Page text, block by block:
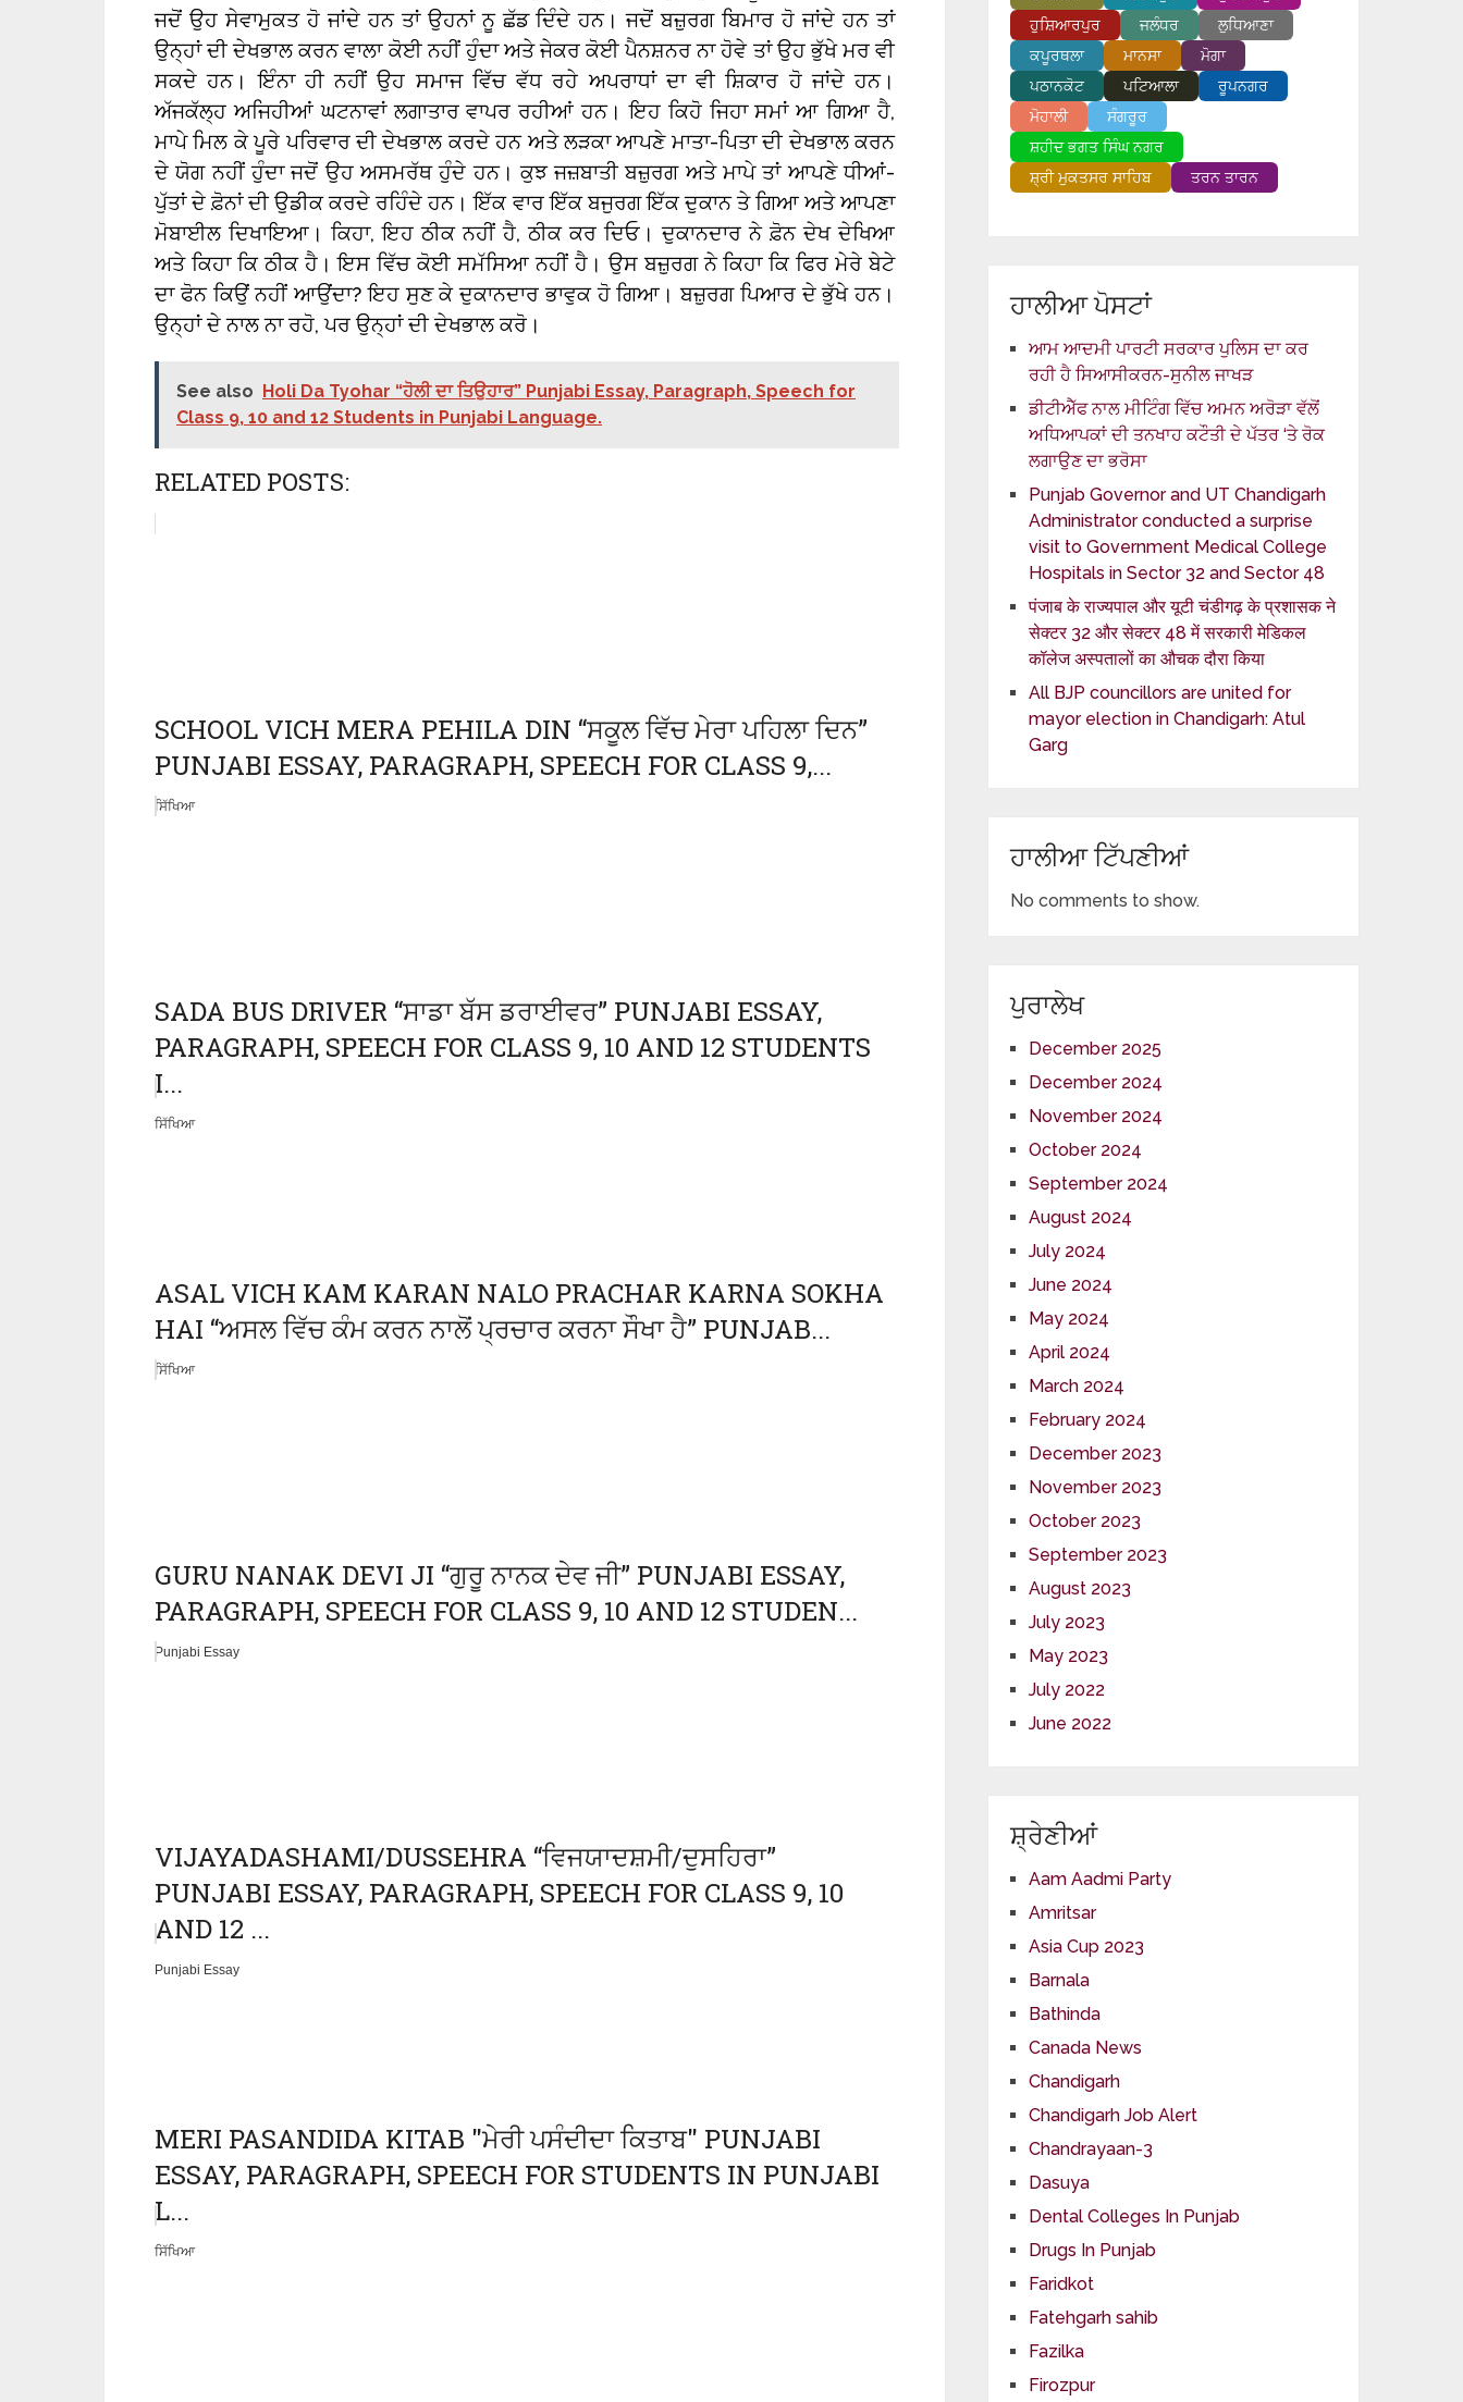
ਜਦੋਂ ਉਹ ਸੇਵਾਮੁਕਤ ਹੋ ਜਾਂਦੇ ਹਨ ਤਾਂ ਉਹਨਾਂ ਨੂ ਛੱਡ ਦਿੰਦੇ ਹਨ। ਜਦੋਂ ਬਜ਼ੁਰਗ ਬਿਮਾਰ ਹੋ ਜਾਂਦੇ ਹਨ ਤਾਂ
ਉਨ੍ਹਾਂ ਦੀ ਦੇਖਭਾਲ ਕਰਨ ਵਾਲਾ ਕੋਈ ਨਹੀਂ ਹੁੰਦਾ ਅਤੇ ਜੇਕਰ ਕੋਈ ਪੈਨਸ਼ਨਰ ਨਾ ਹੋਵੇ ਤਾਂ ਉਹ ਭੁੱਖੇ ਮਰ ਵੀ
ਸਕਦੇ ਹਨ। ਇੰਨਾ ਹੀ ਨਹੀਂ ਉਹ ਸਮਾਜ ਵਿੱਚ ਵੱਧ ਰਹੇ ਅਪਰਾਧਾਂ ਦਾ ਵੀ ਸ਼ਿਕਾਰ ਹੋ ਜਾਂਦੇ ਹਨ।
ਅੱਜਕੱਲ੍ਹ ਅਜਿਹੀਆਂ ਘਟਨਾਵਾਂ ਲਗਾਤਾਰ ਵਾਪਰ ਰਹੀਆਂ ਹਨ। ਇਹ ਕਿਹੋ ਜਿਹਾ ਸਮਾਂ ਆ ਗਿਆ ਹੈ,
ਮਾਪੇ ਮਿਲ ਕੇ ਪੂਰੇ ਪਰਿਵਾਰ ਦੀ ਦੇਖਭਾਲ ਕਰਦੇ ਹਨ ਅਤੇ ਲੜਕਾ ਆਪਣੇ ਮਾਤਾ-ਪਿਤਾ ਦੀ ਦੇਖਭਾਲ ਕਰਨ
ਦੇ ਯੋਗ ਨਹੀਂ ਹੁੰਦਾ ਜਦੋਂ ਉਹ ਅਸਮਰੱਥ ਹੁੰਦੇ ਹਨ। ਕੁਝ ਜਜ਼ਬਾਤੀ ਬਜ਼ੁਰਗ ਅਤੇ ਮਾਪੇ ਤਾਂ ਆਪਣੇ ਧੀਆਂ-
ਪੁੱਤਾਂ ਦੇ ਫ਼ੋਨਾਂ ਦੀ ਉਡੀਕ ਕਰਦੇ ਰਹਿੰਦੇ ਹਨ। ਇੱਕ ਵਾਰ ਇੱਕ ਬਜੁਰਗ ਇੱਕ ਦੁਕਾਨ ਤੇ ਗਿਆ ਅਤੇ ਆਪਣਾ
ਮੋਬਾਈਲ ਦਿਖਾਇਆ। ਕਿਹਾ, ਇਹ ਠੀਕ ਨਹੀਂ ਹੈ, ਠੀਕ ਕਰ ਦਿਓ। ਦੁਕਾਨਦਾਰ ਨੇ ਫ਼ੋਨ ਦੇਖ ਦੇਖਿਆ
ਅਤੇ ਕਿਹਾ ਕਿ ਠੀਕ ਹੈ। ਇਸ ਵਿੱਚ ਕੋਈ ਸਮੱਸਿਆ ਨਹੀਂ ਹੈ। ਉਸ ਬਜ਼ੁਰਗ ਨੇ ਕਿਹਾ ਕਿ ਫਿਰ ਮੇਰੇ ਬੇਟੇ
ਦਾ ਫੋਨ ਕਿਉਂ ਨਹੀਂ ਆਉਂਦਾ? ਇਹ ਸੁਣ ਕੇ ਦੁਕਾਨਦਾਰ ਭਾਵੁਕ ਹੋ ਗਿਆ। ਬਜ਼ੁਰਗ ਪਿਆਰ ਦੇ ਭੁੱਖੇ ਹਨ।
ਉਨ੍ਹਾਂ ਦੇ ਨਾਲ ਨਾ ਰਹੋ, ਪਰ ਉਨ੍ਹਾਂ ਦੀ ਦੇਖਭਾਲ ਕਰੋ।
See also Holi Da Tyohar “ਹੋਲੀ ਦਾ ਤਿਉਹਾਰ” Punjabi Essay, Paragraph, Speech for
Class 9, 10 and 12 Students in Punjabi Language.
RELATED POSTS:
SCHOOL VICH MERA PEHILA DIN “ਸਕੂਲ ਵਿੱਚ ਮੇਰਾ ਪਹਿਲਾ ਦਿਨ”
PUNJABI ESSAY, PARAGRAPH, SPEECH FOR CLASS 9,...
ਸਿੱਖਿਆ
SADA BUS DRIVER “ਸਾਡਾ ਬੱਸ ਡਰਾਈਵਰ” PUNJABI ESSAY,
PARAGRAPH, SPEECH FOR CLASS 9, 10 AND 12 STUDENTS
I...
ਸਿੱਖਿਆ
ASAL VICH KAM KARAN NALO PRACHAR KARNA SOKHA
HAI “ਅਸਲ ਵਿੱਚ ਕੰਮ ਕਰਨ ਨਾਲੋਂ ਪ੍ਰਚਾਰ ਕਰਨਾ ਸੌਖਾ ਹੈ” PUNJAB...
ਸਿੱਖਿਆ
GURU NANAK DEVI JI “ਗੁਰੂ ਨਾਨਕ ਦੇਵ ਜੀ” PUNJABI ESSAY,
PARAGRAPH, SPEECH FOR CLASS 9, 10 AND 12 STUDEN...
Punjabi Essay
VIJAYADASHAMI/DUSSEHRA “ਵਿਜਯਾਦਸ਼ਮੀ/ਦੁਸਹਿਰਾ”
PUNJABI ESSAY, PARAGRAPH, SPEECH FOR CLASS 9, 10
AND 12 ...
Punjabi Essay
MERI PASANDIDA KITAB "ਮੇਰੀ ਪਸੰਦੀਦਾ ਕਿਤਾਬ" PUNJABI
ESSAY, PARAGRAPH, SPEECH FOR STUDENTS IN PUNJABI
L...
ਸਿੱਖਿਆ
ਹੁਸ਼ਿਆਰਪੁਰ
ਜਲੰਧਰ
ਲੁਧਿਆਣਾ
ਕਪੂਰਥਲਾ
ਮਾਨਸਾ
ਮੋਗਾ
ਪਠਾਨਕੋਟ
ਪਟਿਆਲਾ
ਰੂਪਨਗਰ
ਮੋਹਾਲੀ
ਸੰਗਰੂਰ
ਸ਼ਹੀਦ ਭਗਤ ਸਿੰਘ ਨਗਰ
ਸ਼੍ਰੀ ਮੁਕਤਸਰ ਸਾਹਿਬ
ਤਰਨ ਤਾਰਨ
ਹਾਲੀਆ ਪੋਸਟਾਂ
ਆਮ ਆਦਮੀ ਪਾਰਟੀ ਸਰਕਾਰ ਪੁਲਿਸ ਦਾ ਕਰ
ਰਹੀ ਹੈ ਸਿਆਸੀਕਰਨ-ਸੁਨੀਲ ਜਾਖੜ
ਡੀਟੀਐੱਫ ਨਾਲ ਮੀਟਿੰਗ ਵਿੱਚ ਅਮਨ ਅਰੋੜਾ ਵੱਲੋਂ
ਅਧਿਆਪਕਾਂ ਦੀ ਤਨਖਾਹ ਕਟੌਤੀ ਦੇ ਪੱਤਰ ‘ਤੇ ਰੋਕ
ਲਗਾਉਣ ਦਾ ਭਰੋਸਾ
Punjab Governor and UT Chandigarh
Administrator conducted a surprise
visit to Government Medical College
Hospitals in Sector 32 and Sector 48
पंजाब के राज्यपाल और यूटी चंडीगढ़ के प्रशासक ने
सेक्टर 32 और सेक्टर 48 में सरकारी मेडिकल
कॉलेज अस्पतालों का औचक दौरा किया
All BJP councillors are united for
mayor election in Chandigarh: Atul
Garg
ਹਾਲੀਆ ਟਿੱਪਣੀਆਂ
No comments to show.
ਪੁਰਾਲੇਖ
December 2025
December 2024
November 2024
October 2024
September 2024
August 2024
July 2024
June 2024
May 2024
April 2024
March 2024
February 2024
December 2023
November 2023
October 2023
September 2023
August 2023
July 2023
May 2023
July 2022
June 2022
ਸ਼੍ਰੇਣੀਆਂ
Aam Aadmi Party
Amritsar
Asia Cup 2023
Barnala
Bathinda
Canada News
Chandigarh
Chandigarh Job Alert
Chandrayaan-3
Dasuya
Dental Colleges In Punjab
Drugs In Punjab
Faridkot
Fatehgarh sahib
Fazilka
Firozpur